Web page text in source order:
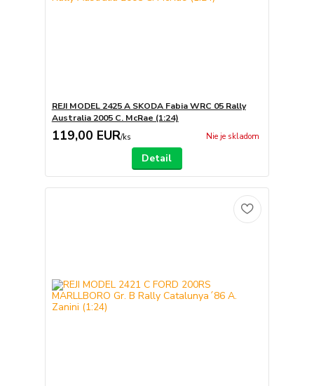
REJI MODEL 2425 A SKODA Fabia WRC 05 Rally
Australia 2005 C. McRae (1:24)
119,00 EUR/ks Nie je skladom
Detail